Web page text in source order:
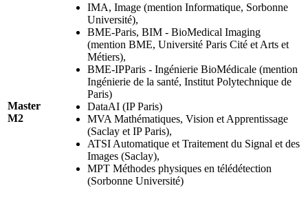
Master
M2
IMA, Image (mention Informatique, Sorbonne
Université),
BME-Paris, BIM - BioMedical Imaging
(mention BME, Université Paris Cité et Arts et
Métiers),
BME-IPParis - Ingénierie BioMédicale (mention
Ingénierie de la santé, Institut Polytechnique de
Paris)
DataAI (IP Paris)
MVA Mathématiques, Vision et Apprentissage
(Saclay et IP Paris),
ATSI Automatique et Traitement du Signal et des
Images (Saclay),
MPT Méthodes physiques en télédétection
(Sorbonne Université)